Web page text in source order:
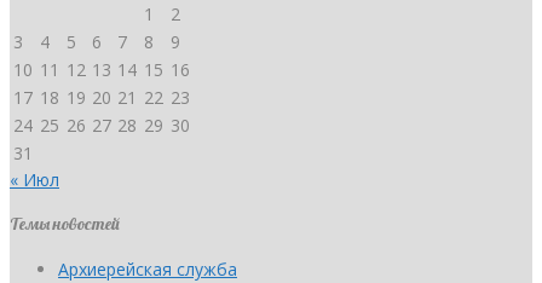
1
2
3
4 5 6 7 8
9
10 11 12 13 14 15 16
17 18 19 20 21 22 23
24 25 26 27 28 29 30
31
« Июл
Темы новостей
Архиерейская служба